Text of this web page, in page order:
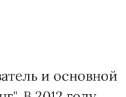
и основной